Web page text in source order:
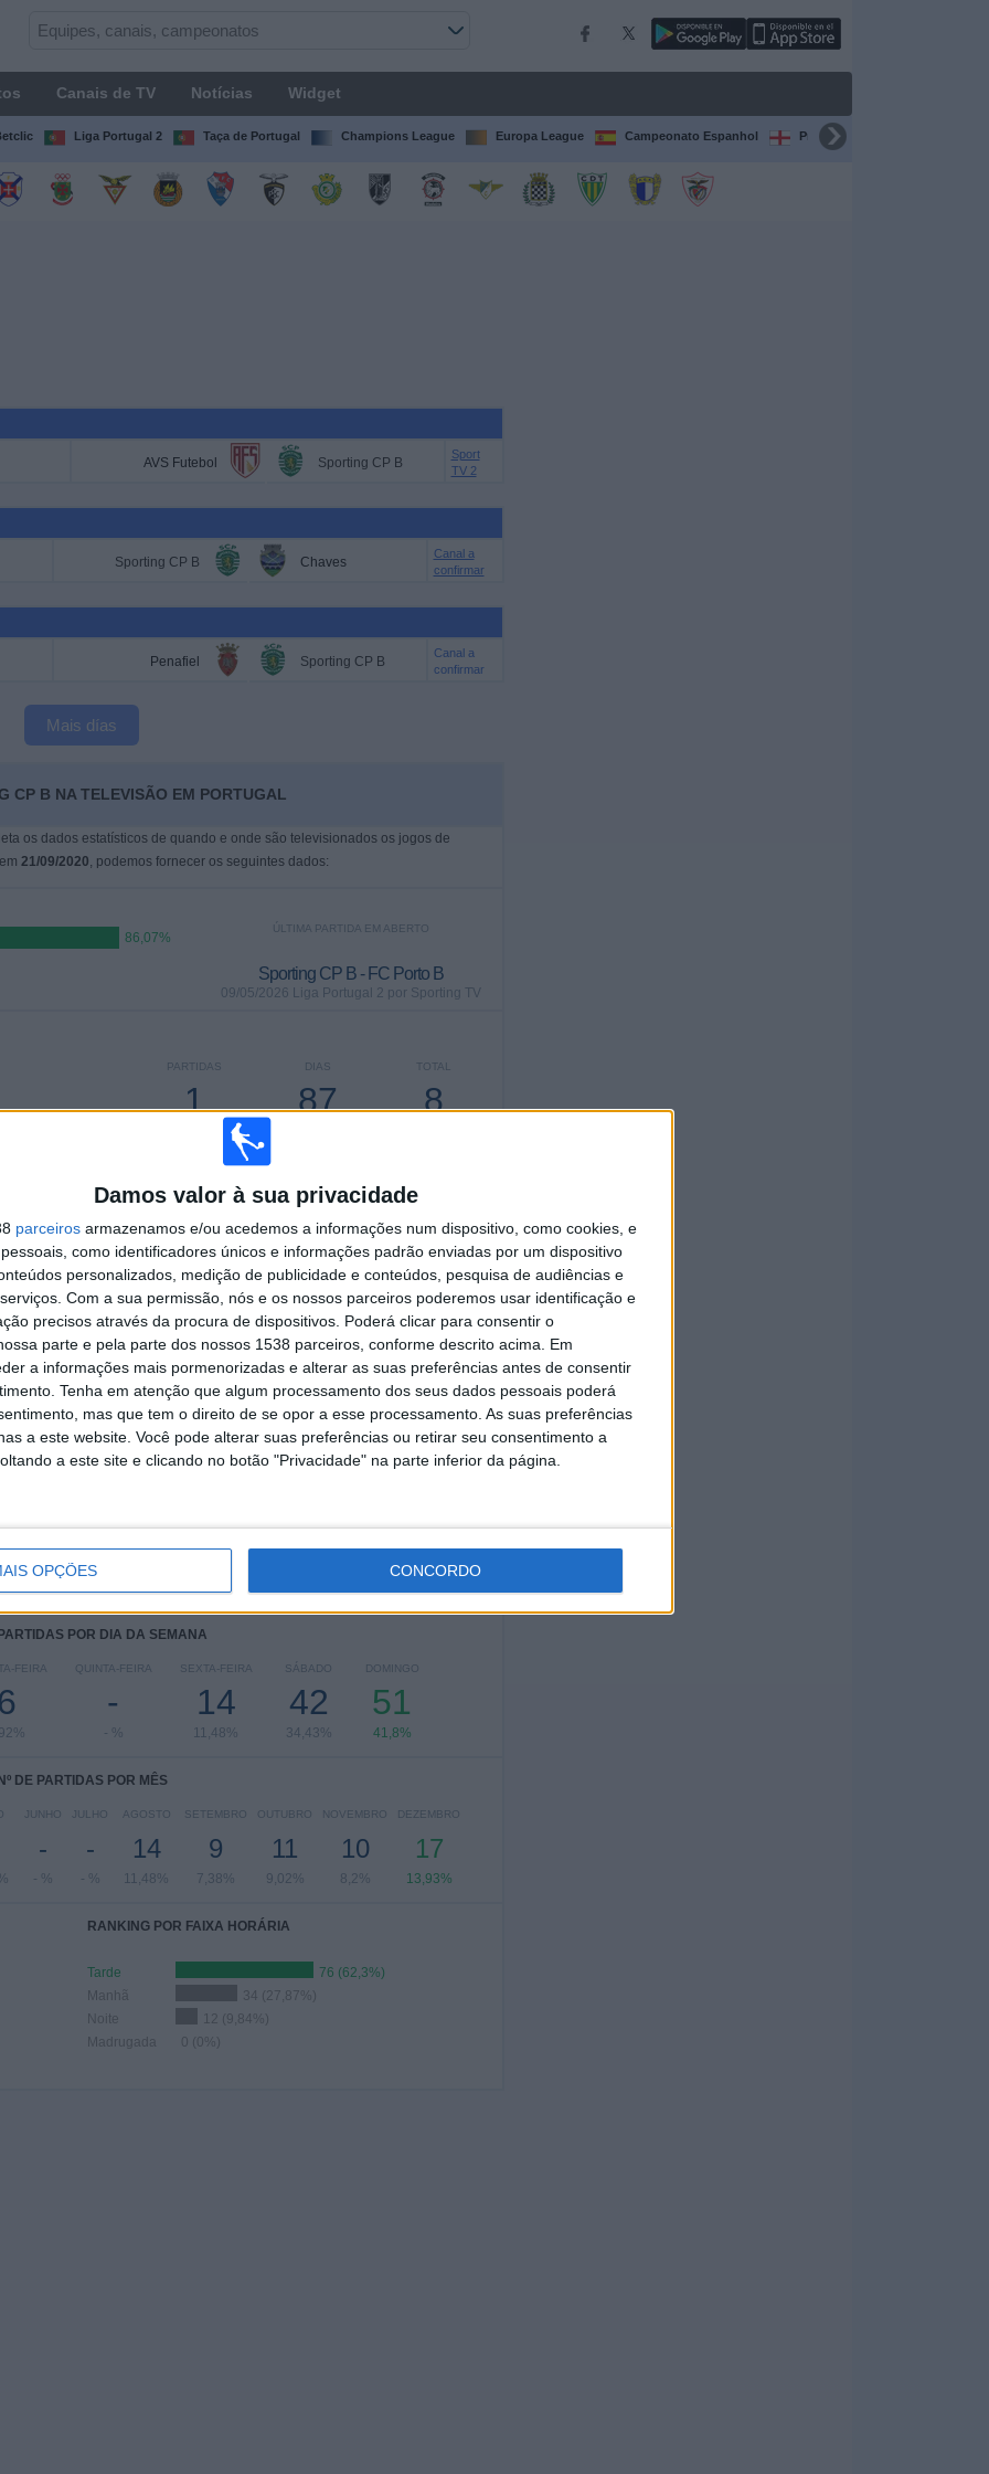
Damos valor à sua privacidade
parceiros armazenamos e/ou acedemos a informações num dispositivo, como cookies, e
como identificadores únicos e informações padrão enviadas por um dispositivo
personalizados, medição de publicidade e conteúdos, pesquisa de audiências e
Com a sua permissão, nós e os nossos parceiros poderemos usar identificação e
precisos através da procura de dispositivos. Poderá clicar para consentir o
parte e pela parte dos nossos 1538 parceiros, conforme descrito acima. Em
a informações mais pormenorizadas e alterar as suas preferências antes de consentir
Tenha em atenção que algum processamento dos seus dados pessoais poderá
mas que tem o direito de se opor a esse processamento. As suas preferências
a este website. Você pode alterar suas preferências ou retirar seu consentimento a
a este site e clicando no botão "Privacidade" na parte inferior da página.
OPÇÕES CONCORDO
Canais de TV Notícias Widget
Liga Portugal 2 Taça de Portugal Champions League Europa League Campeonato Espanhol Premier League
AVS Futebol Sporting CP B
Sport
TV 2
Sporting CP B Chaves
Canal a
confirmar
Penafiel Sporting CP B
Canal a
confirmar
Mais días
CP B NA TELEVISÃO EM PORTUGAL
os dados estatísticos de quando e onde são televisionados os jogos de
21/09/2020, podemos fornecer os seguintes dados:
86,07%
ÚLTIMA PARTIDA EM ABERTO
Sporting CP B - FC Porto B
09/05/2026 Liga Portugal 2 por Sporting TV
TOTAL
8
DIAS
87
PARTIDAS
1
CONSECUTIVOS
TOTAL
45
RIVAIS
MÁXIMO
8
VS Oliveira
TOTAL
3
COMPETIÇÕES
RANKING POR COMPETIÇÕES
Ver ranking completo
POR DIA DA SEMANA
FEIRA
6
QUINTA-FEIRA
-
- %
SEXTA-FEIRA
14
11,48%
SÁBADO
42
34,43%
DOMINGO
51
41,8%
Nº DE PARTIDAS POR MÊS
JUNHO
-
- %
JULHO
-
- %
AGOSTO
14
11,48%
SETEMBRO
9
7,38%
OUTUBRO
11
9,02%
NOVEMBRO
10
8,2%
DEZEMBRO
17
13,93%
RANKING POR FAIXA HORÁRIA
Tarde
76 (62,3%)
Manhã
34 (27,87%)
Noite
12 (9,84%)
Madrugada
0 (0%)